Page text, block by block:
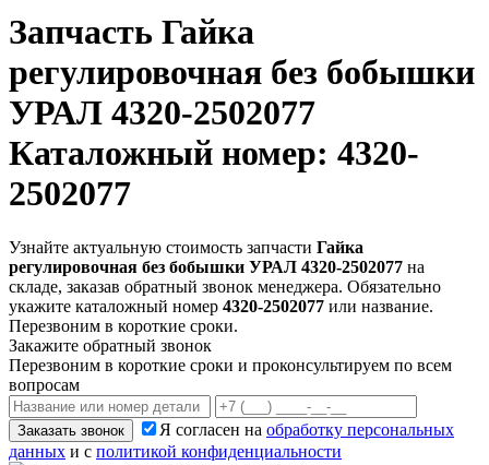
Запчасть Гайка
регулировочная без бобышки
УРАЛ 4320-2502077
Каталожный номер: 4320-
2502077
Узнайте актуальную стоимость запчасти Гайка
регулировочная без бобышки УРАЛ 4320-2502077 на
складе, заказав обратный звонок менеджера. Обязательно
укажите каталожный номер 4320-2502077 или название.
Перезвоним в короткие сроки.
Закажите обратный звонок
Перезвоним в короткие сроки и проконсультируем по всем
вопросам
Заказать звонок Я согласен на обработку персональных
данных и с политикой конфиденциальности